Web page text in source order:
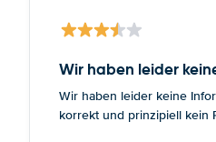
Wir haben leider
Wir haben leider keine
korrekt und prinzipiell kein